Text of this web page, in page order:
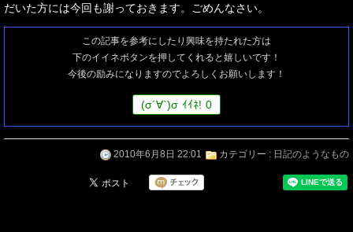
だいた方には今回も謝っておきます。ごめんなさい。
この記事を参考にしたり興味を持たれた方は
下のイイネボタンを押してくれると嬉しいです！
今後の励みになりますのでよろしくお願いします！
(σ´∀`)σ ｲｲﾈ! 0
2010年6月8日 22:01 カテゴリー : 日記のようなもの